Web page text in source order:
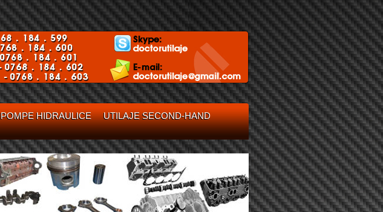
POMPE HIDRAULICE
UTILAJE SECOND-HAND